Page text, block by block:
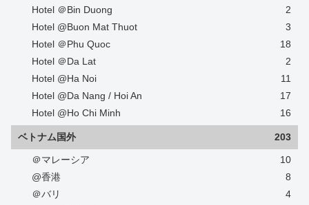
Hotel ＠Bin Duong
2
Hotel @Buon Mat Thuot
3
Hotel ＠Phu Quoc
18
Hotel ＠Da Lat
2
Hotel @Ha Noi
11
Hotel @Da Nang / Hoi An
17
Hotel @Ho Chi Minh
16
ベトナム国外 203
＠マレーシア
10
@香港
8
＠バリ
4